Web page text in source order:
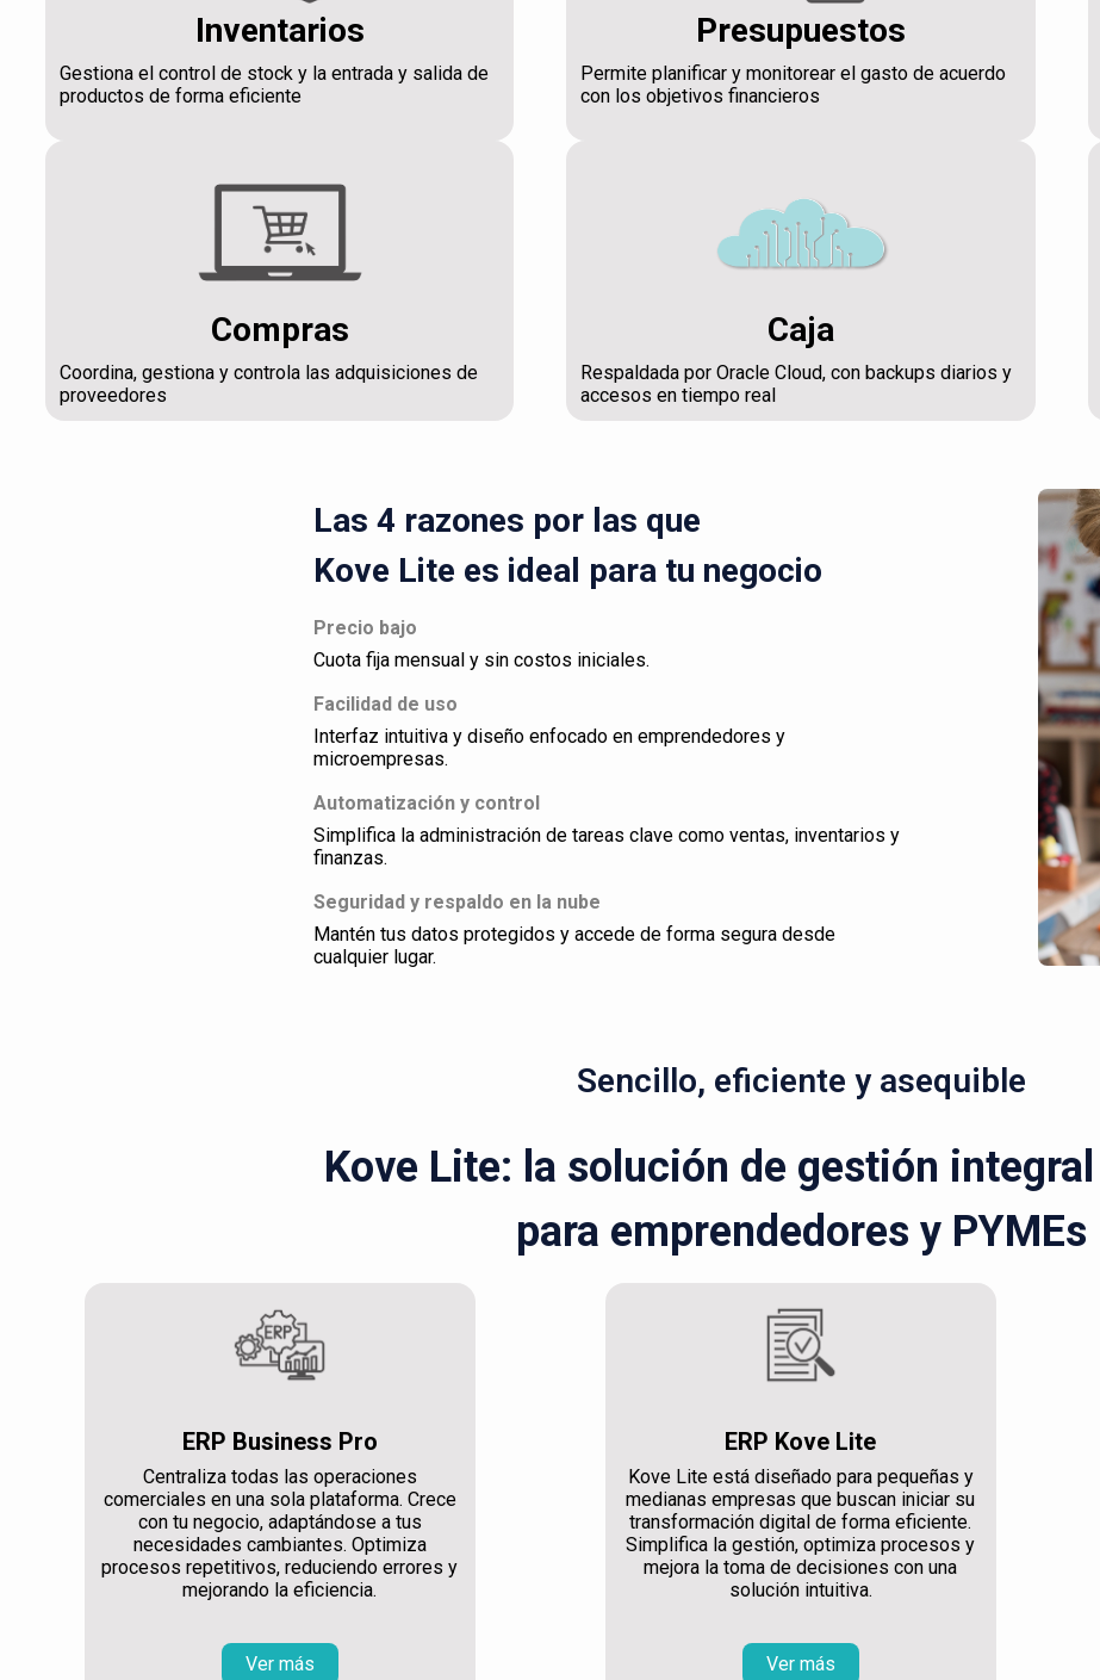
Inventarios
Gestiona el control de stock y la entrada y salida de
productos de forma eficiente
Presupuestos
Permite planificar y monitorear el gasto de acuerdo
con los objetivos financieros
Compras
Coordina, gestiona y controla las adquisiciones de
proveedores
Caja
Respaldada por Oracle Cloud, con backups diarios y
accesos en tiempo real
Las 4 razones por las que
Kove Lite es ideal para tu negocio
Precio bajo
Cuota fija mensual y sin costos iniciales.
Facilidad de uso
Interfaz intuitiva y diseño enfocado en emprendedores y
microempresas.
Automatización y control
Simplifica la administración de tareas clave como ventas, inventarios y
finanzas.
Seguridad y respaldo en la nube
Mantén tus datos protegidos y accede de forma segura desde
cualquier lugar.
Sencillo, eficiente y asequible
Kove Lite: la solución de gestión
para emprendedores y PYMEs
ERP Business Pro
Centraliza todas las operaciones
comerciales en una sola plataforma. Crece
con tu negocio, adaptándose a tus
necesidades cambiantes. Optimiza
procesos repetitivos, reduciendo errores y
mejorando la eficiencia.
Ver más
ERP Kove Lite
Kove Lite está diseñado para pequeñas y
medianas empresas que buscan iniciar su
transformación digital de forma eficiente.
Simplifica la gestión, optimiza procesos y
mejora la toma de decisiones con una
solución intuitiva.
Ver más